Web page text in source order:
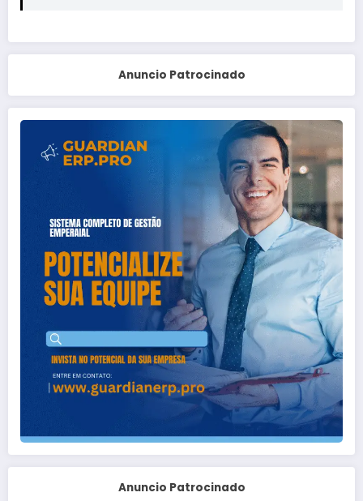
Anuncio Patrocinado
Anuncio Patrocinado